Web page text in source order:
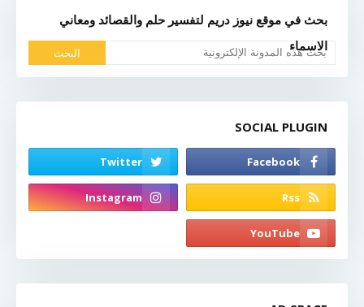
بحث في موقع نيوز دريم لتفسير حلم والقصائد ومعاني
الاسماء
SOCIAL PLUGIN